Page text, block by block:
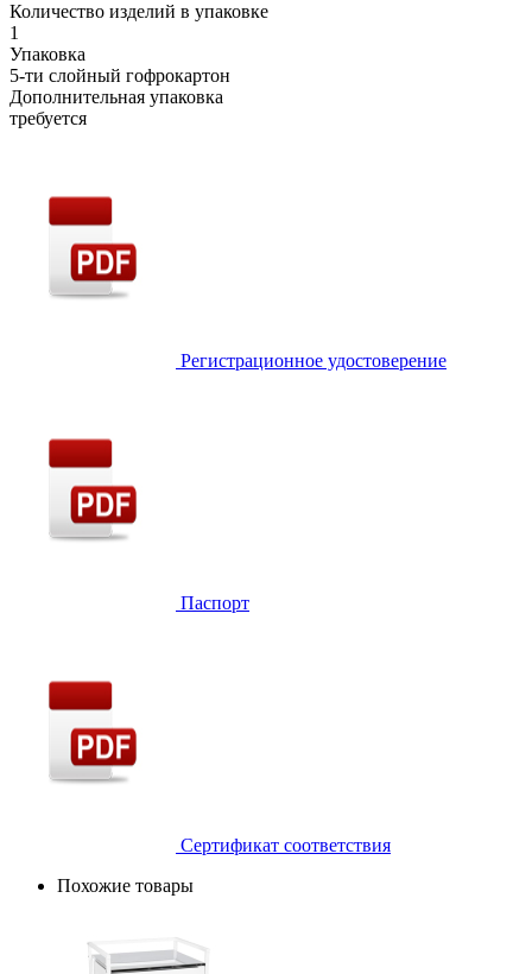
Количество изделий в упаковке
1
Упаковка
5-ти слойный гофрокартон
Дополнительная упаковка
требуется
Регистрационное удостоверение
Паспорт
Сертификат соответствия
Похожие товары